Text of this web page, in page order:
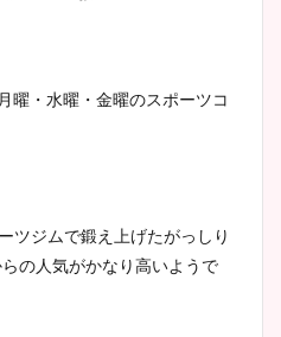
かわいい！カップや水着姿も
曜・水曜・金曜のスポーツコ
ツジムで鍛え上げたがっしり
の人気がかなり高いようで